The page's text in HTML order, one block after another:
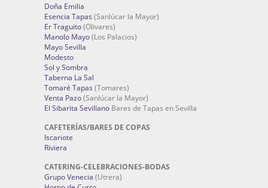
Doña Emilia
Esencia Tapas (Sanlúcar la Mayor)
Er Traguito(Olivares)
Manolo Mayo(Los Palacios)
Mayo Sevilla
Modesto
Sol y Sombra
Taberna La Sal
Tomaré Tapas (Tomares)
Venta Pazo(Sanlúcar la Mayor)
El Sibarita Sevillano Bares de Tapas en Sevilla
CAFETERÍAS/BARES DE COPAS
Iscariote
Riviera
CATERING-CELEBRACIONES-BODAS
Grupo Venecia (Utrera)